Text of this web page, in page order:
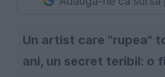
Un artist care "rupea"
ani, un secret teribil: o